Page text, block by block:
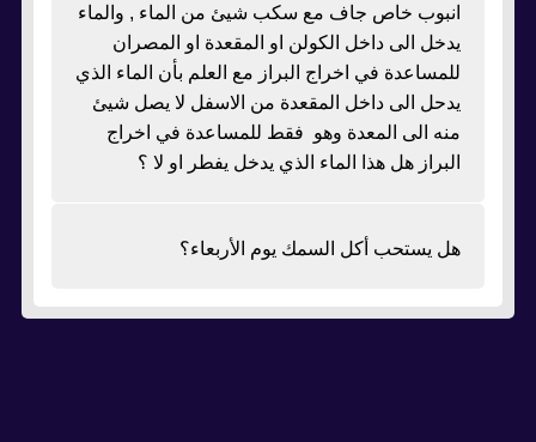
انبوب خاص جاف مع سكب شيئ من الماء , والماء
يدخل الى داخل الكولن او المقعدة او المصران
للمساعدة في اخراج البراز مع العلم بأن الماء الذي
يدحل الى داخل المقعدة من الاسفل لا يصل شيئ
منه الى المعدة وهو فقط للمساعدة في اخراج
البراز هل هذا الماء الذي يدخل يفطر او لا ؟
هل يستحب أكل السمك يوم الأربعاء؟